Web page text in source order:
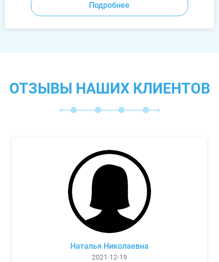
Подробнее
ОТЗЫВЫ НАШИХ КЛИЕНТОВ
Наталья Николаевна
2021-12-19